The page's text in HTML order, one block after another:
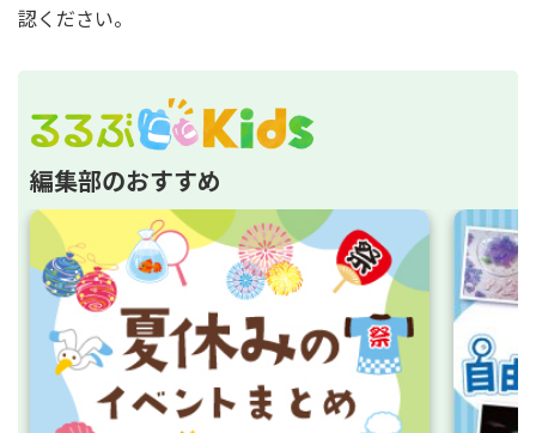
認ください。
編集部のおすすめ